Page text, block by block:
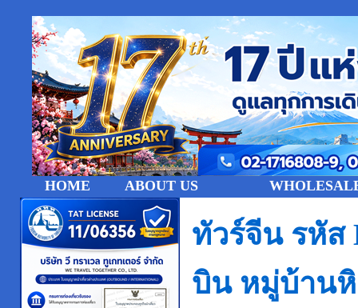
HOME ABOUT US
ทัวร์จีน รหัส
บิน หมู่บ้านหิ